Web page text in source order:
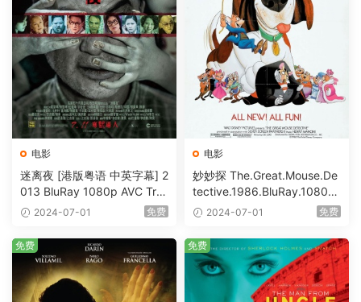
电影
迷离夜 [港版粤语 中英字幕] 2
013 BluRay 1080p AVC Tru
eHD5.1 [BDISO 22.64GB]
2024-07-01 免费
电影
妙妙探 The.Great.Mouse.De
tective.1986.BluRay.1080p.
AVC.DTS-HD.MA.5.1-HDHo
2024-07-01 免费
免费 免费